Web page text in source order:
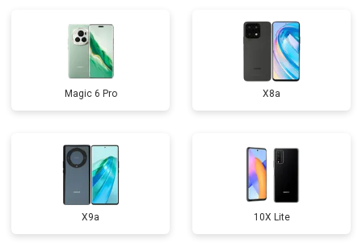
Magic 6 Pro X8a
X9a 10X Lite